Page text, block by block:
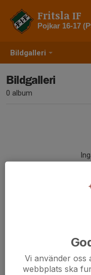
Bildgalleri
Fritsla IF
Pojkar 16-17
Bildgalleri
0 album
Vi använder
webbplats ska